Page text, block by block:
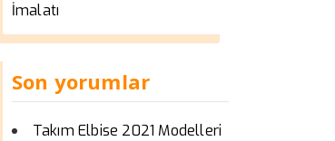
İmalatı
Son yorumlar
Takım Elbise 2021 Modelleri